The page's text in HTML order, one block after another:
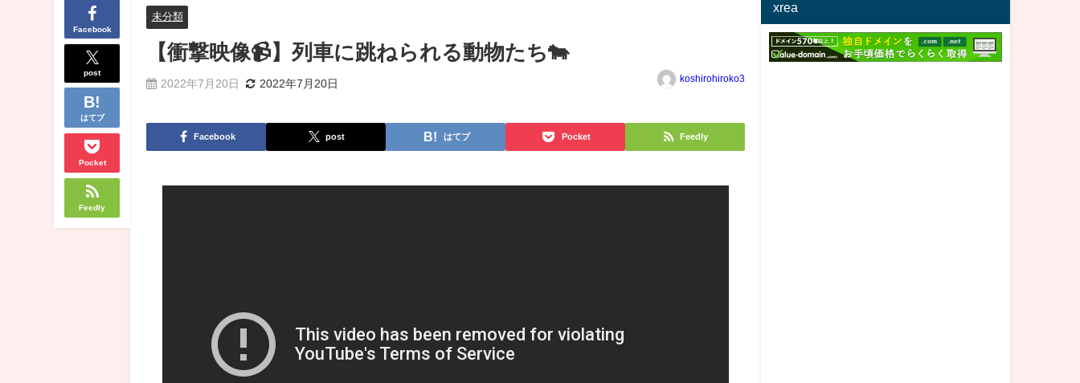
Facebook
post
はてブ
Pocket
Feedly
未分類
【衝撃映像📹】列車に跳ねられる動物たち🐄
2022年7月20日 2022年7月20日 koshirohiroko3
Facebook post はてブ Pocket Feedly
xrea